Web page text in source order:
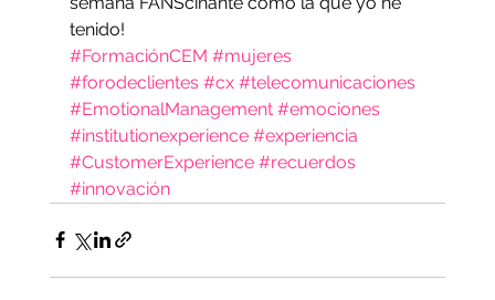
tenido!
#FormaciónCEM #mujeres
#forodeclientes #cx #telecomunicaciones
#EmotionalManagement #emociones
#institutionexperience #experiencia
#CustomerExperience #recuerdos
#innovación